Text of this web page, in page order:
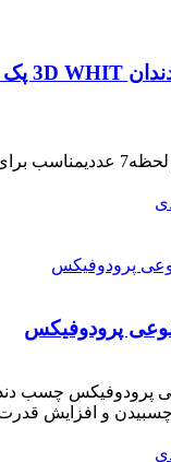
تاثیر گذاری آنی و در
پرودوفیکس
پرودوفیکس چسب
و افزایش قدرت